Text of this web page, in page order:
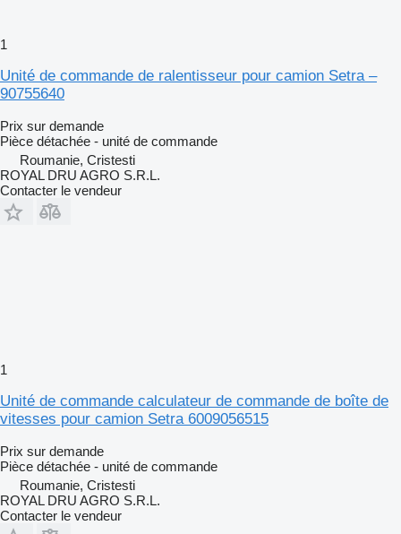
1
Unité de commande de ralentisseur pour camion Setra –
90755640
Prix sur demande
Pièce détachée - unité de commande
Roumanie, Cristesti
ROYAL DRU AGRO S.R.L.
Contacter le vendeur
1
Unité de commande calculateur de commande de boîte de
vitesses pour camion Setra 6009056515
Prix sur demande
Pièce détachée - unité de commande
Roumanie, Cristesti
ROYAL DRU AGRO S.R.L.
Contacter le vendeur